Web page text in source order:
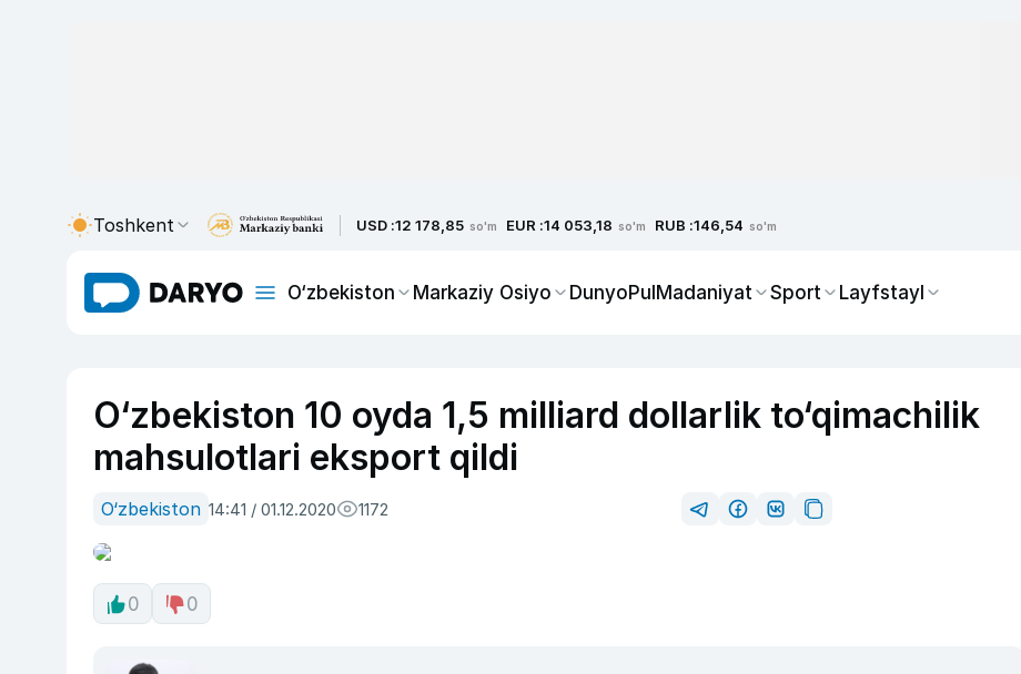
Toshkent USD :12 178,85 so'm EUR :14 053,18 so'm RUB :146,54 so'm
O‘zbekiston Markaziy Osiyo DunyoPulMadaniyat Sport Layfstayl
O‘zbekiston 10 oyda 1,5 milliard dollarlik to‘qimachilik
mahsulotlari eksport qildi
O‘zbekiston 14:41 / 01.12.2020 1172
0 0